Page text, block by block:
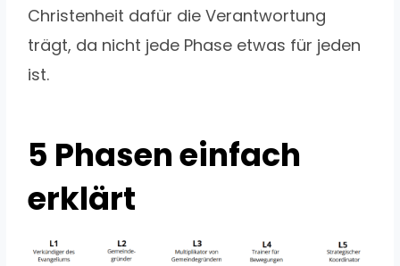
Christenheit dafür die Verantwortung
trägt, da nicht jede Phase etwas für jeden
ist.
5 Phasen einfach
erklärt